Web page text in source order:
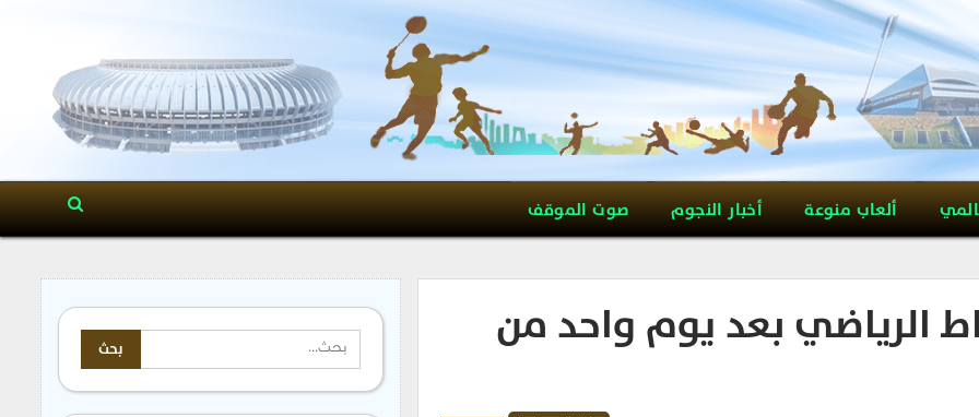
ألعاب منوعة أخبار النجوم صوت الموقف
الرياضي بعد يوم واحد من